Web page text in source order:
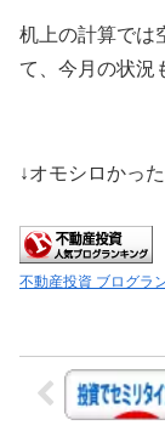
机上の計算では
て、今月の状況
↓オモシロかっ
不動産投資 ブログラ